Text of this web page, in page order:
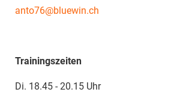
anto76@bluewin.ch
Trainingszeiten
Di. 18.45 - 20.15 Uhr